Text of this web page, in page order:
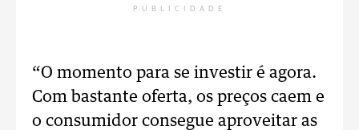
PUBLICIDADE
“O momento para se investir é agora.
Com bastante oferta, os preços caem e
o consumidor consegue aproveitar as